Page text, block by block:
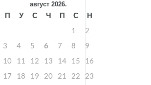
август 2026.
П У С Ч П С
Н
1
2
3
4 5 6 7 8
9
10
11 12 13 14 15
16
17
18 19 20 21 22
23